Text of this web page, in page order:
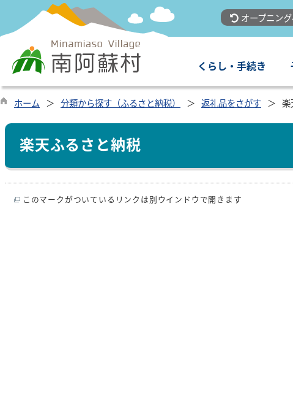
オープニン
くらし・手続き
ホーム 分類から探す（ふるさと納税） 返礼品をさがす 楽
楽天ふるさと納税
このマークがついているリンクは別ウインドウで開きます